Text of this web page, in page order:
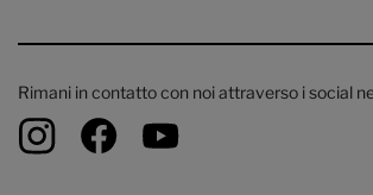
Rimani in contatto con noi attraverso i social